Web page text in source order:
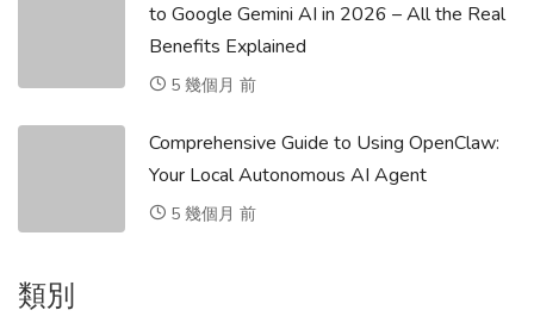
to Google Gemini AI in 2026 – All the Real
Benefits Explained
5 幾個月 前
Comprehensive Guide to Using OpenClaw:
Your Local Autonomous AI Agent
5 幾個月 前
類別